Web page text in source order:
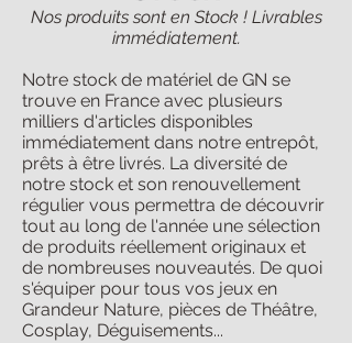
Nos produits sont en Stock ! Livrables
immédiatement.
Notre stock de matériel de GN se
trouve en France avec plusieurs
milliers d'articles disponibles
immédiatement dans notre entrepôt,
prêts à être livrés. La diversité de
notre stock et son renouvellement
régulier vous permettra de découvrir
tout au long de l'année une sélection
de produits réellement originaux et
de nombreuses nouveautés. De quoi
s'équiper pour tous vos jeux en
Grandeur Nature, pièces de Théâtre,
Cosplay, Déguisements...